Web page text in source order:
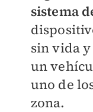
sistema
sin vida
un
uno de
zona.